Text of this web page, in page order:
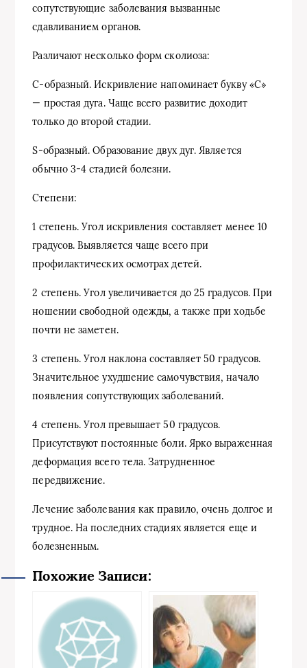
сопутствующие заболевания вызванные
сдавливанием органов.
Различают несколько форм сколиоза:
С-образный. Искривление напоминает букву «С»
— простая дуга. Чаще всего развитие доходит
только до второй стадии.
S-образный. Образование двух дуг. Является
обычно 3-4 стадией болезни.
Степени:
1 степень. Угол искривления составляет менее 10
градусов. Выявляется чаще всего при
профилактических осмотрах детей.
2 степень. Угол увеличивается до 25 градусов. При
ношении свободной одежды, а также при ходьбе
почти не заметен.
3 степень. Угол наклона составляет 50 градусов.
Значительное ухудшение самочувствия, начало
появления сопутствующих заболеваний.
4 степень. Угол превышает 50 градусов.
Присутствуют постоянные боли. Ярко выраженная
деформация всего тела. Затрудненное
передвижение.
Лечение заболевания как правило, очень долгое и
трудное. На последних стадиях является еще и
болезненным.
Похожие Записи: